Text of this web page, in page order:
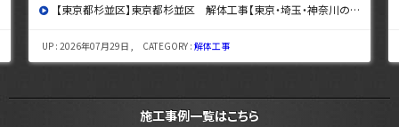
【東京都杉並区】東京都杉並区 解体工事【東京・埼玉・神奈川の解体工事なら東央建設へ】
UP : 2026年07月29日 , CATEGORY :解体工事
施工事例一覧はこちら